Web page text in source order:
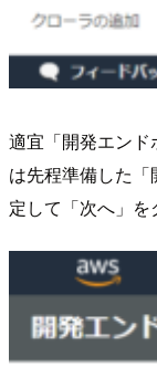
適宜「開発エン
は先程準備した
定して「次へ」を